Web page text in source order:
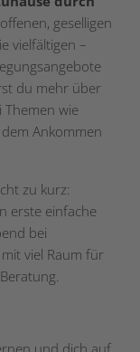
geselligen
vielfältigen –
du mehr über
Themen wie
Ankommen
zu kurz:
erste einfache
bei
viel Raum für
und dich auf